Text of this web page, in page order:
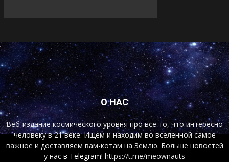
О НАС
Веб-издание космического уровня про все то, что интересно
человеку в 21 веке. Ищем и находим во вселенной самое
важное и доставляем вам-котам на Землю. Больше новостей
у нас в Telegram! https://t.me/meownauts